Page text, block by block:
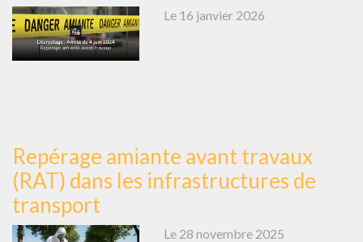
Le 16 janvier 2026
Repérage amiante avant travaux
(RAT) dans les infrastructures de
transport
Le 28 novembre 2025